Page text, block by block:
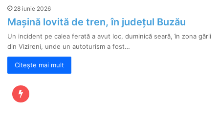
28 iunie 2026
Mașină lovită de tren, în județul Buzău
Un incident pe calea ferată a avut loc, duminică seară, în zona gării
din Vizireni, unde un autoturism a fost…
Citește mai mult